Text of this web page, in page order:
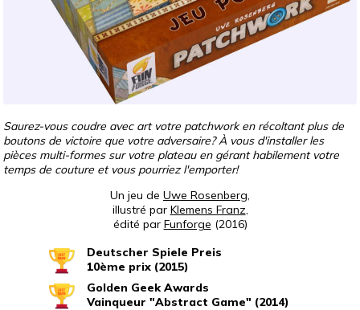
Saurez-vous coudre avec art votre patchwork en récoltant plus de
boutons de victoire que votre adversaire? À vous d'installer les
pièces multi-formes sur votre plateau en gérant habilement votre
temps de couture et vous pourriez l'emporter!
Un jeu de Uwe Rosenberg,
illustré par Klemens Franz,
édité par Funforge (2016)
Deutscher Spiele Preis
10ème prix (2015)
Golden Geek Awards
Vainqueur "Abstract Game" (2014)